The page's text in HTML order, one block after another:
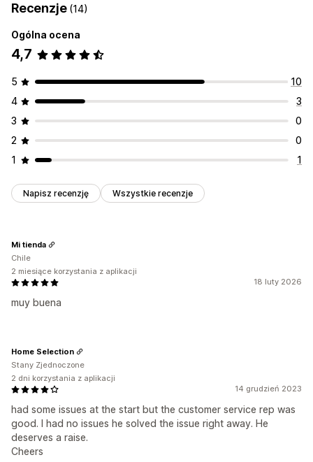
Recenzje (14)
Ogólna ocena
4,7
5
10
4
3
3
0
2
0
1
1
Napisz recenzję Wszystkie recenzje
18 luty 2026
muy buena
Mi tienda
Chile
2 miesiące korzystania z aplikacji
14 grudzień 2023
had some issues at the start but the customer service rep was
good. I had no issues he solved the issue right away. He
deserves a raise.
Cheers
Home Selection
Stany Zjednoczone
2 dni korzystania z aplikacji